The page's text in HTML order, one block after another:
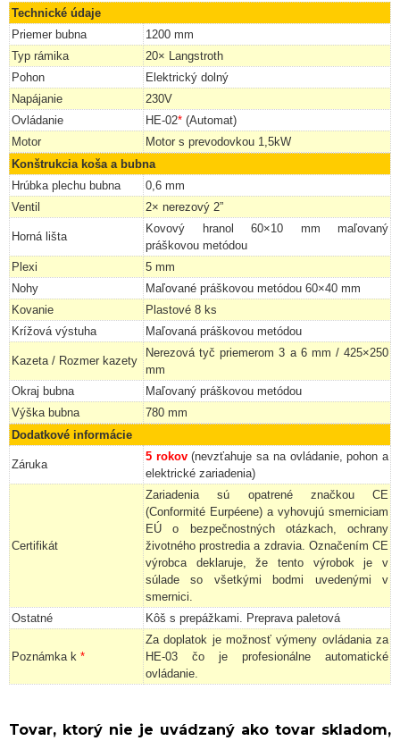
Technické údaje
Priemer bubna
1200 mm
Typ rámika
20× Langstroth
Pohon
Elektrický dolný
Napájanie
230V
Ovládanie
HE-02* (Automat)
Motor
Motor s prevodovkou 1,5kW
Konštrukcia koša a bubna
Hrúbka plechu bubna
0,6 mm
Ventil
2× nerezový 2”
Horná lišta
Kovový hranol 60×10 mm maľovaný
práškovou metódou
Plexi
5 mm
Nohy
Maľované práškovou metódou 60×40 mm
Kovanie
Plastové 8 ks
Krížová výstuha
Maľovaná práškovou metódou
Kazeta / Rozmer kazety
Nerezová tyč priemerom 3 a 6 mm / 425×250
mm
Okraj bubna
Maľovaný práškovou metódou
Výška bubna
780 mm
Dodatkové informácie
Záruka
5 rokov(nevzťahuje sa na ovládanie, pohon a
elektrické zariadenia)
Certifikát
Zariadenia sú opatrené značkou CE
(Conformité Eurpéene) a vyhovujú smerniciam
EÚ o bezpečnostných otázkach, ochrany
životného prostredia a zdravia. Označením CE
výrobca deklaruje, že tento výrobok je v
súlade so všetkými bodmi uvedenými v
smernici.
Ostatné
Kôš s prepážkami. Preprava paletová
Poznámka k *
Za doplatok je možnosť výmeny ovládania za
HE-03 čo je profesionálne automatické
ovládanie.
Tovar, ktorý nie je uvádzaný ako tovar skladom,